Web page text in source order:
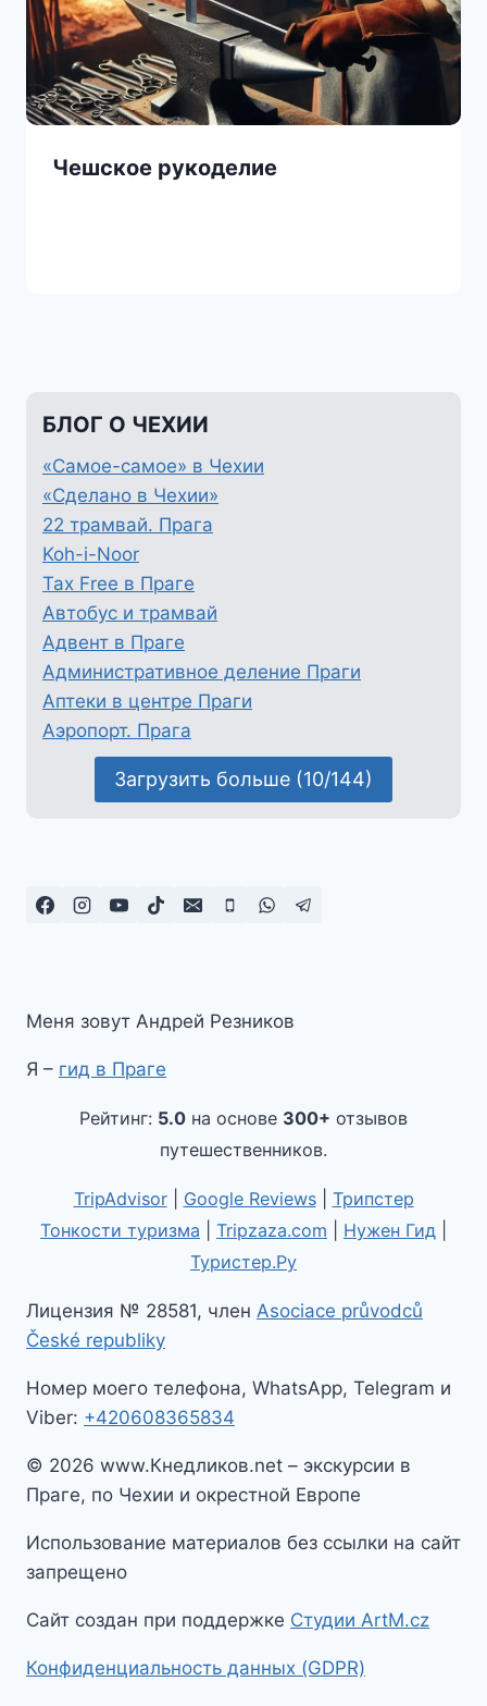
Чешское рукоделие
БЛОГ О ЧЕХИИ
«Самое-самое» в Чехии
«Сделано в Чехии»
22 трамвай. Прага
Koh-i-Noor
Tax Free в Праге
Автобус и трамвай
Адвент в Праге
Административное деление Праги
Аптеки в центре Праги
Аэропорт. Прага
Загрузить больше (10/144)
Меня зовут Андрей Резников
Я – гид в Праге
Рейтинг: 5.0 на основе 300+ отзывов
путешественников.
TripAdvisor| Google Reviews| Трипстер
Тонкости туризма
Tripzaza.com Нужен Гид
Туристер.Ру
Лицензия № 28581, член Asociace průvodců
České republiky
Номер моего телефона, WhatsApp, Telegram и
Viber: +420608365834
© 2026 www.Кнедликов.net – экскурсии в
Праге, по Чехии и окрестной Европе
Использование материалов без ссылки на сайт
запрещено
Сайт создан при поддержке Студии ArtM.cz
Конфиденциальность данных (GDPR)